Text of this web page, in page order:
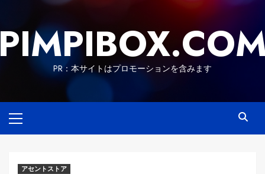
content
PR：本サイトはプロモーションを含みます
Menu
アセントストア